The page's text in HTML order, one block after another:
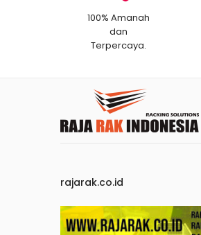
100% Amanah
dan
Terpercaya.
rajarak.co.id